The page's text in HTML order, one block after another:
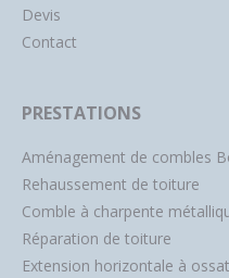
Devis
Contact
PRESTATIONS
Aménagement de combles
Rehaussement de toiture
Comble à charpente
Réparation de toiture
Extension horizontale à